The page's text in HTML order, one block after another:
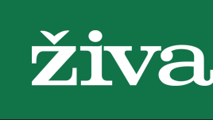
živa